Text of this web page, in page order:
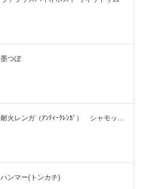
墨つぼ
耐火レンガ（ｱﾝﾃｨｰｸﾚﾝｶﾞ） シャモッ…
ハンマー(トンカチ)